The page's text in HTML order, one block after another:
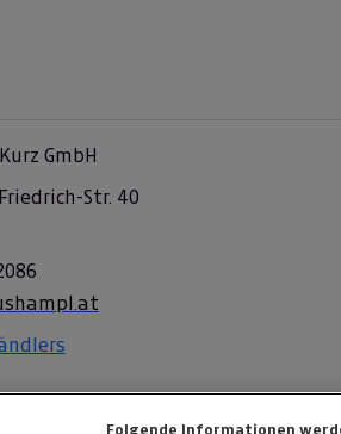
GmbH
Str. 40
Folgende Informationen